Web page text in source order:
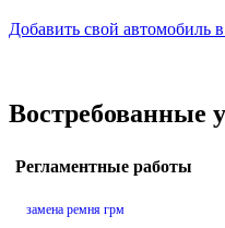
Добавить свой автомобиль
Востребованные
Регламентные работы
замена ремня грм